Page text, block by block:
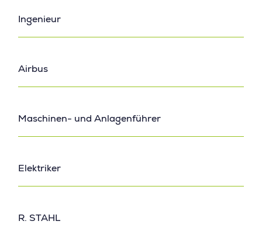
Ingenieur
Airbus
Maschinen- und Anlagenführer
Elektriker
R. STAHL